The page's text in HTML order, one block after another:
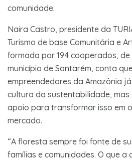
comunidade.
Naira Castro, presidente da
Turismo de base Comunitária e
formada por 194 cooperados, de
município de Santarém, conta
empreendedores da Amazônia
cultura da sustentabilidade, mas
apoio para transformar isso em
mercado.
“A floresta sempre foi fonte de
famílias e comunidades. O que